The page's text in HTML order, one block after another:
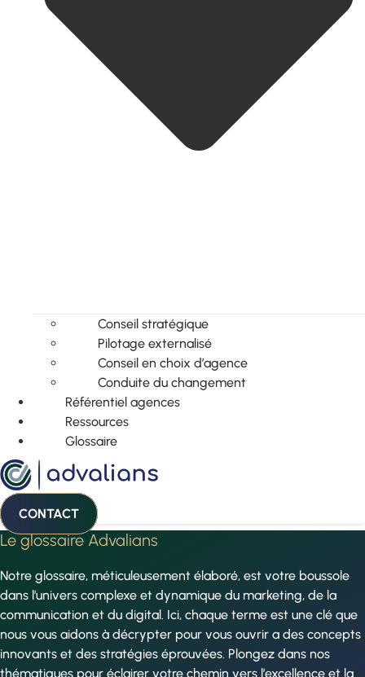
Conseil stratégique
Pilotage externalisé
Conseil en choix d’agence
Conduite du changement
Référentiel agences
Ressources
Glossaire
CONTACT
Le glossaire Advalians
Notre glossaire, méticuleusement élaboré, est votre boussole
dans l’univers complexe et dynamique du marketing, de la
communication et du digital. Ici, chaque terme est une clé que
nous vous aidons à décrypter pour vous ouvrir a des concepts
innovants et des stratégies éprouvées. Plongez dans nos
thématiques pour éclairer votre chemin vers l’excellence et la